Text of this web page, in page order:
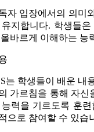
자 입장에서의 의미
지합니다. 학생들
바르게 이해하는 능
는 학생들이 배운 내
가르침을 통해 자신
력을 기르도록 훈
으로 참여할 수 있습